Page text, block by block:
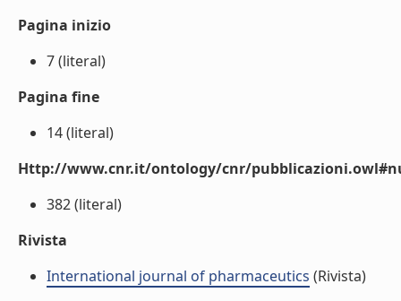
Pagina inizio
7 (literal)
Pagina fine
14 (literal)
Http://www.cnr.it/ontology/cnr/
382 (literal)
Rivista
International journal of pharmaceutics (Rivista)